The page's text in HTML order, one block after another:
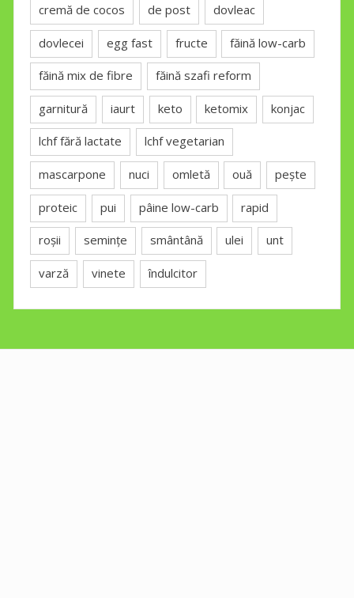
cremă de cocos de post dovleac
dovlecei egg fast fructe făină low-carb
făină mix de fibre făină szafi reform
garnitură iaurt keto ketomix konjac
lchf fără lactate lchf vegetarian
mascarpone nuci omletă ouă pește
proteic pui pâine low-carb rapid
roșii semințe smântână ulei unt
varză vinete îndulcitor